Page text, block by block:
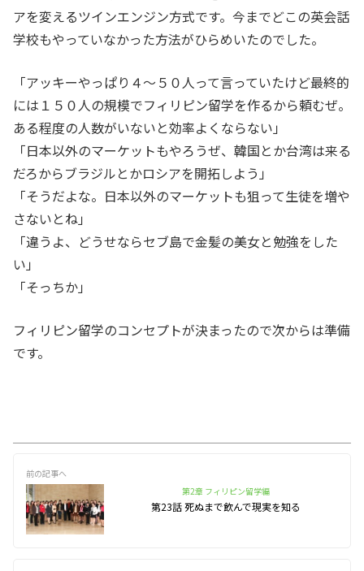
アを変えるツインエンジン方式です。今までどこの英会話
学校もやっていなかった方法がひらめいたのでした。
「アッキーやっぱり４～５０人って言っていたけど最終的
には１５０人の規模でフィリピン留学を作るから頼むぜ。
ある程度の人数がいないと効率よくならない」
「日本以外のマーケットもやろうぜ、韓国とか台湾は来る
だろからブラジルとかロシアを開拓しよう」
「そうだよな。日本以外のマーケットも狙って生徒を増や
さないとね」
「違うよ、どうせならセブ島で金髪の美女と勉強をした
い」
「そっちか」
フィリピン留学のコンセプトが決まったので次からは準備
です。
前の記事へ
第2章 フィリピン留学編
第23話 死ぬまで飲んで現実を知る